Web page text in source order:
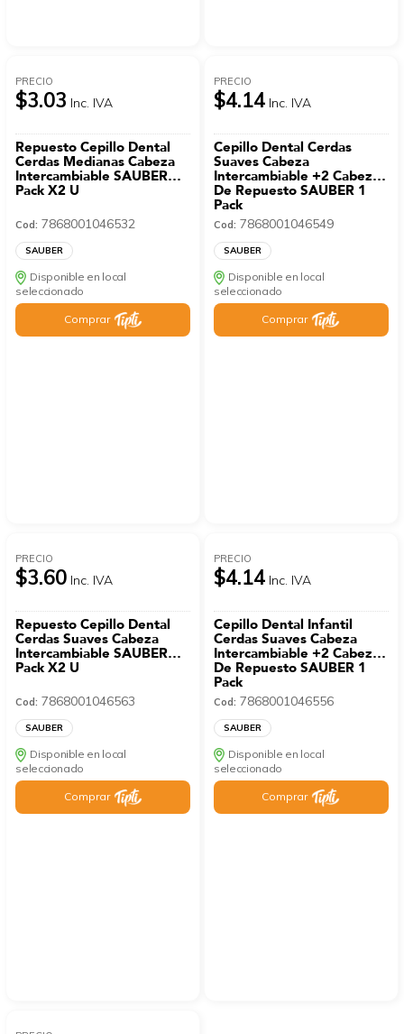
PRECIO
$3.03 Inc. IVA
Repuesto Cepillo Dental
Cerdas Medianas Cabeza
Intercambiable SAUBER
Pack X2 U
Cod: 7868001046532
SAUBER
Disponible en local
seleccionado
Comprar
PRECIO
$4.14 Inc. IVA
Cepillo Dental Cerdas
Suaves Cabeza
Intercambiable +2 Cabezas
De Repuesto SAUBER 1
Pack
Cod: 7868001046549
SAUBER
Disponible en local
seleccionado
Comprar
PRECIO
$3.60 Inc. IVA
Repuesto Cepillo Dental
Cerdas Suaves Cabeza
Intercambiable SAUBER
Pack X2 U
Cod: 7868001046563
SAUBER
Disponible en local
seleccionado
Comprar
PRECIO
$4.14 Inc. IVA
Cepillo Dental Infantil
Cerdas Suaves Cabeza
Intercambiable +2 Cabezas
De Repuesto SAUBER 1
Pack
Cod: 7868001046556
SAUBER
Disponible en local
seleccionado
Comprar